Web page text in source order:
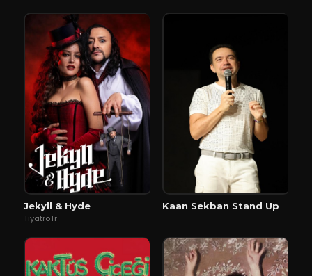
Jekyll & Hyde
TiyatroTr
Kaan Sekban Stand Up